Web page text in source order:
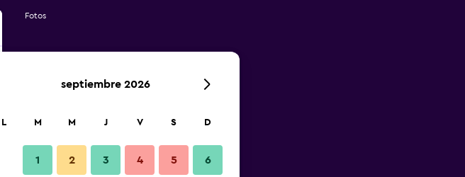
Fotos
septiembre 2026
L M M J V S D
1 2 3 4 5 6